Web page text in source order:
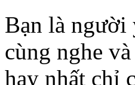
Bạn là người
cùng nghe
hay nhất chỉ